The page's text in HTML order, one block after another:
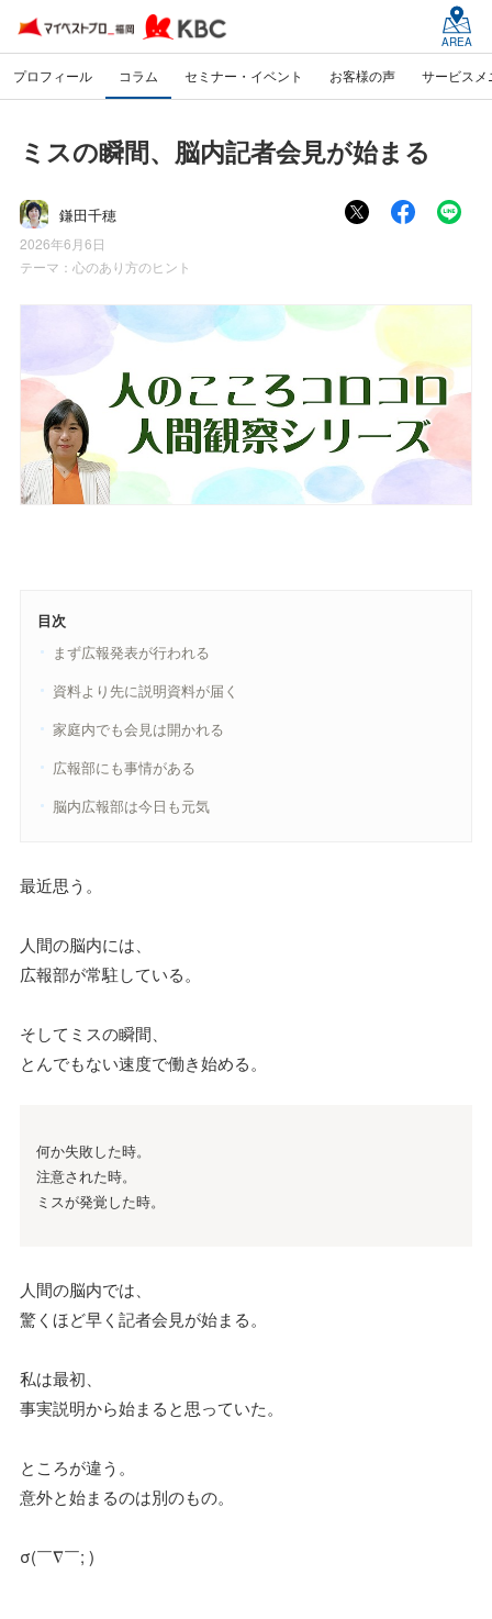
AREA
プロフィール コラム セミナー・イベント お客様の声 サービスメ
ミスの瞬間、脳内記者会見が始まる
鎌田千穂
2026年6月6日
テーマ： 心のあり方のヒント
目次
まず広報発表が行われる
資料より先に説明資料が届く
家庭内でも会見は開かれる
広報部にも事情がある
脳内広報部は今日も元気
最近思う。
人間の脳内には、
広報部が常駐している。
そしてミスの瞬間、
とんでもない速度で働き始める。
何か失敗した時。
注意された時。
ミスが発覚した時。
人間の脳内では、
驚くほど早く記者会見が始まる。
私は最初、
事実説明から始まると思っていた。
ところが違う。
意外と始まるのは別のもの。
σ(￣∇￣; )